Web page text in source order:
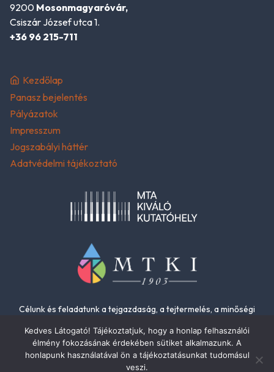
9200 Mosonmagyaróvár,
Csiszár József utca 1.
+36 96 215-711
Kezdőlap
Panasz bejelentés
Pályázatok
Impresszum
Jogszabályi háttér
Adatvédelmi tájékoztató
Célunk és feladatunk a tejgazdaság, a tejtermelés, a minőségi
Kedves Látogató! Tájékoztatjuk, hogy a honlap felhasználói
élmény fokozásának érdekében sütiket alkalmazunk. A
honlapunk használatával ön a tájékoztatásunkat tudomásul
veszi.